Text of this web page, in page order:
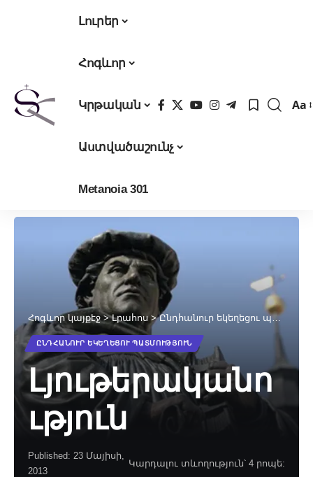
Լուրեր
Հոգևոր
Կրթական
Աստվածաշունչ
Metanoia 301
Aa
Հոգևոր կայքէջ>Լրահոս>Ընդհանուր եկեղեցու պատմություն
ԸՆԴՀԱՆՈՒՐ ԵԿԵՂԵՑՈՒ ՊԱՏՄՈՒԹՅՈՒՆ
Լյութերականո
ւթյուն
Published: 23 Մայիսի,
2013
Կարդալու տևողություն՝ 4 րոպե: